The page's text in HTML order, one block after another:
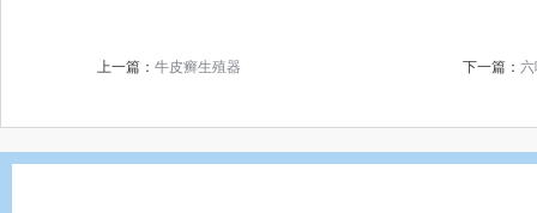
上一篇： 牛皮癣生殖器 下一篇：